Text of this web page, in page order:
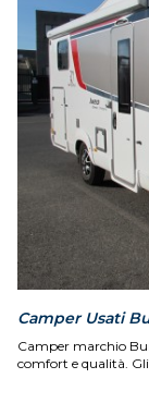
Camper Usati
Camper marchio
comfort e qualità.